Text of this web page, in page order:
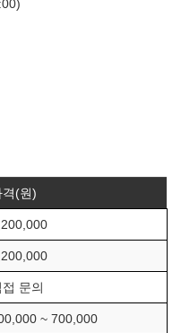
격(원)
접 문의
~ 700,000